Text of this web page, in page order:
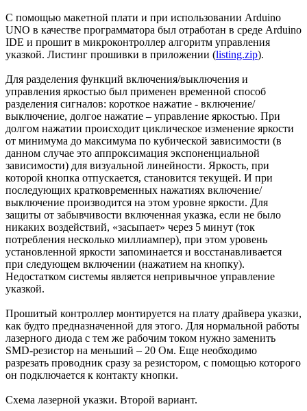
С помощью макетной плати и при использовании Arduino
UNO в качестве программатора был отработан в среде Arduino
IDE и прошит в микроконтроллер алгоритм управления
указкой. Листинг прошивки в приложении (listing.zip).
Для разделения функций включения/выключения и
управления яркостью был применен временной способ
разделения сигналов: короткое нажатие - включение/
выключение, долгое нажатие – управление яркостью. При
долгом нажатии происходит циклическое изменение яркости
от минимума до максимума по кубической зависимости (в
данном случае это аппроксимация экспоненциальной
зависимости) для визуальной линейности. Яркость, при
которой кнопка отпускается, становится текущей. И при
последующих кратковременных нажатиях включение/
выключение производится на этом уровне яркости. Для
защиты от забывчивости включенная указка, если не было
никаких воздействий, «засыпает» через 5 минут (ток
потребления несколько миллиампер), при этом уровень
установленной яркости запоминается и восстанавливается
при следующем включении (нажатием на кнопку).
Недостатком системы является непривычное управление
указкой.
Прошитый контроллер монтируется на плату драйвера указки,
как будто предназначенной для этого. Для нормальной работы
лазерного диода с тем же рабочим током нужно заменить
SMD-резистор на меньший – 20 Ом. Еще необходимо
разрезать проводник сразу за резистором, с помощью которого
он подключается к контакту кнопки.
Схема лазерной указки. Второй вариант.